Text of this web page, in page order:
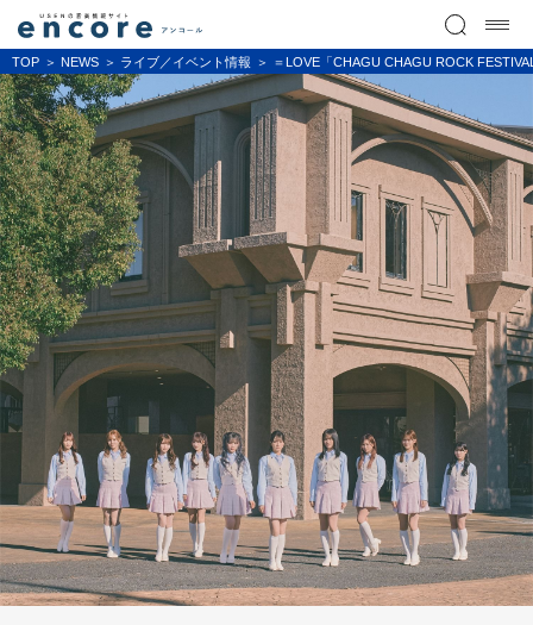
TOP NEWS ライブ／イベント情報 ＝LOVE「CHAGU CHAGU ROCK